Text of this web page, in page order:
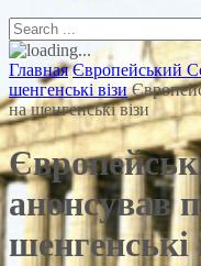
Главная Європейський
шенгенські візи
на шенгенські візи
анонсував
шенгенські